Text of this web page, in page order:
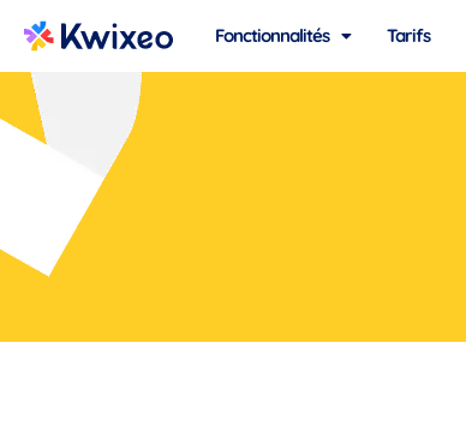
Fonctionnalités Tarifs